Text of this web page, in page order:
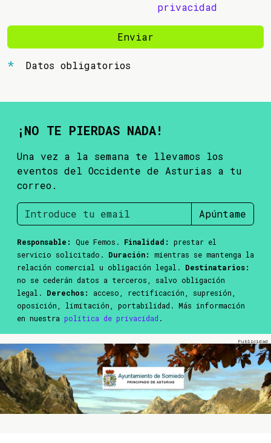
privacidad
Enviar
Datos obligatorios
¡NO TE PIERDAS NADA!
Una vez a la semana te llevamos los
eventos del Occidente de Asturias a tu
correo.
Apúntame
Responsable: Que Femos. Finalidad:
prestar el
servicio solicitado. Duración:
mientras se mantenga la
relación comercial u obligación legal. Destinatarios:
no se cederán datos a terceros, salvo obligación
legal. Derechos:
acceso, rectificación, supresión,
oposición, limitación, portabilidad. Más información
en nuestra política de privacidad .